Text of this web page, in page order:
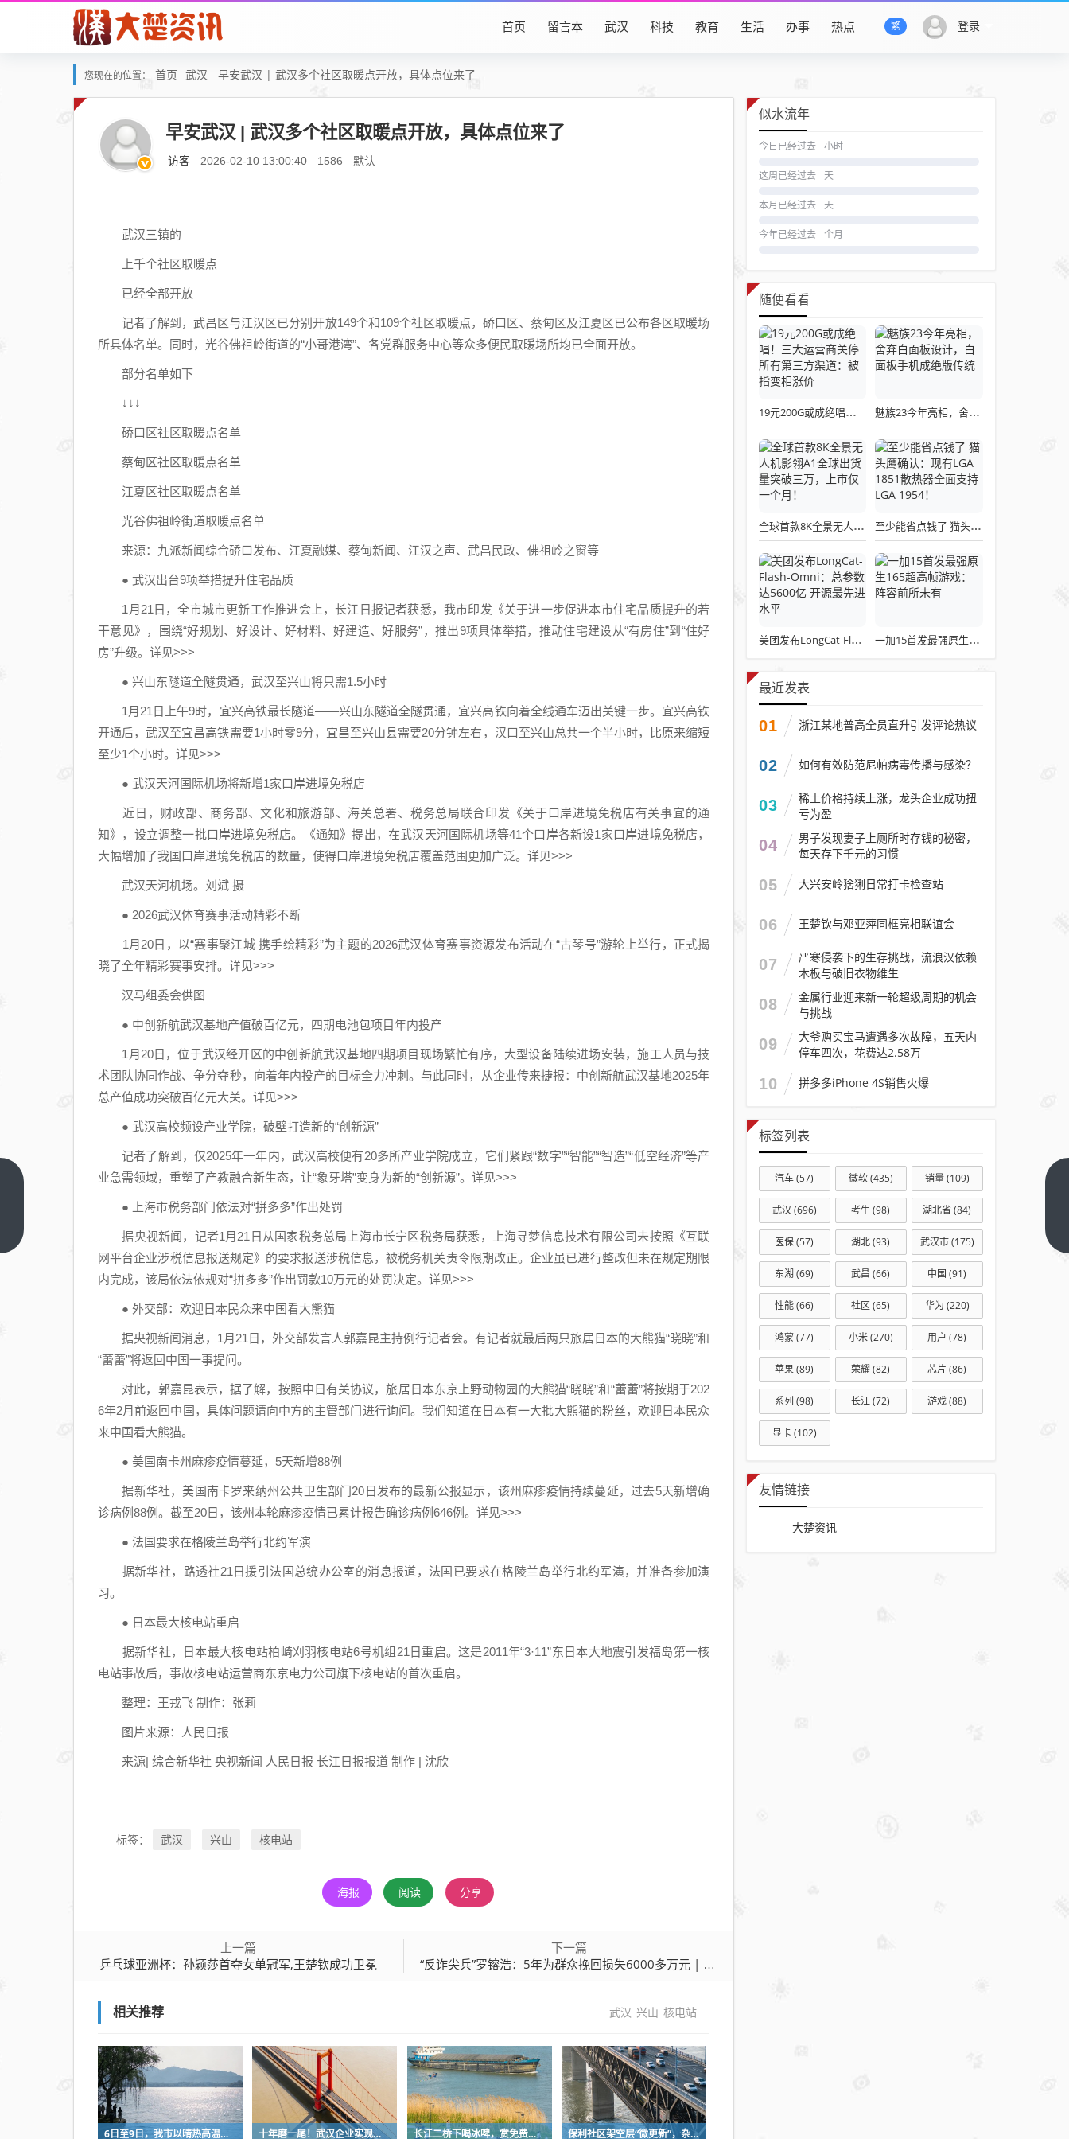
登录
繁
首页 留言本 武汉 科技 教育 生活 办事 热点
您现在的位置： 首页 武汉 早安武汉 | 武汉多个社区取暖点开放，具体点位来了
早安武汉 | 武汉多个社区取暖点开放，具体点位来了
访客 2026-02-10 13:00:40 1586 默认
武汉三镇的
上千个社区取暖点
已经全部开放
记者了解到，武昌区与江汉区已分别开放149个和109个社区取暖点，硚口区、蔡甸区及江夏区已公布各区取暖场
所具体名单。同时，光谷佛祖岭街道的“小哥港湾”、各党群服务中心等众多便民取暖场所均已全面开放。
部分名单如下
↓↓↓
硚口区社区取暖点名单
蔡甸区社区取暖点名单
江夏区社区取暖点名单
光谷佛祖岭街道取暖点名单
来源：九派新闻综合硚口发布、江夏融媒、蔡甸新闻、江汉之声、武昌民政、佛祖岭之窗等
● 武汉出台9项举措提升住宅品质
1月21日，全市城市更新工作推进会上，长江日报记者获悉，我市印发《关于进一步促进本市住宅品质提升的若
干意见》，围绕“好规划、好设计、好材料、好建造、好服务”，推出9项具体举措，推动住宅建设从“有房住”到“住好
房”升级。详见>>>
● 兴山东隧道全隧贯通，武汉至兴山将只需1.5小时
1月21日上午9时，宜兴高铁最长隧道——兴山东隧道全隧贯通，宜兴高铁向着全线通车迈出关键一步。宜兴高铁
开通后，武汉至宜昌高铁需要1小时零9分，宜昌至兴山县需要20分钟左右，汉口至兴山总共一个半小时，比原来缩短
至少1个小时。详见>>>
● 武汉天河国际机场将新增1家口岸进境免税店
近日，财政部、商务部、文化和旅游部、海关总署、税务总局联合印发《关于口岸进境免税店有关事宜的通
知》，设立调整一批口岸进境免税店。《通知》提出，在武汉天河国际机场等41个口岸各新设1家口岸进境免税店，
大幅增加了我国口岸进境免税店的数量，使得口岸进境免税店覆盖范围更加广泛。详见>>>
武汉天河机场。刘斌 摄
● 2026武汉体育赛事活动精彩不断
1月20日，以“赛事聚江城 携手绘精彩”为主题的2026武汉体育赛事资源发布活动在“古琴号”游轮上举行，正式揭
晓了全年精彩赛事安排。详见>>>
汉马组委会供图
● 中创新航武汉基地产值破百亿元，四期电池包项目年内投产
1月20日，位于武汉经开区的中创新航武汉基地四期项目现场繁忙有序，大型设备陆续进场安装，施工人员与技
术团队协同作战、争分夺秒，向着年内投产的目标全力冲刺。与此同时，从企业传来捷报：中创新航武汉基地2025年
总产值成功突破百亿元大关。详见>>>
● 武汉高校频设产业学院，破壁打造新的“创新源”
记者了解到，仅2025年一年内，武汉高校便有20多所产业学院成立，它们紧跟“数字”“智能”“智造”“低空经济”等产
业急需领域，重塑了产教融合新生态，让“象牙塔”变身为新的“创新源”。详见>>>
● 上海市税务部门依法对“拼多多”作出处罚
据央视新闻，记者1月21日从国家税务总局上海市长宁区税务局获悉，上海寻梦信息技术有限公司未按照《互联
网平台企业涉税信息报送规定》的要求报送涉税信息，被税务机关责令限期改正。企业虽已进行整改但未在规定期限
内完成，该局依法依规对“拼多多”作出罚款10万元的处罚决定。详见>>>
● 外交部：欢迎日本民众来中国看大熊猫
据央视新闻消息，1月21日，外交部发言人郭嘉昆主持例行记者会。有记者就最后两只旅居日本的大熊猫“晓晓”和
“蕾蕾”将返回中国一事提问。
对此，郭嘉昆表示，据了解，按照中日有关协议，旅居日本东京上野动物园的大熊猫“晓晓”和“蕾蕾”将按期于202
6年2月前返回中国，具体问题请向中方的主管部门进行询问。我们知道在日本有一大批大熊猫的粉丝，欢迎日本民众
来中国看大熊猫。
● 美国南卡州麻疹疫情蔓延，5天新增88例
据新华社，美国南卡罗来纳州公共卫生部门20日发布的最新公报显示，该州麻疹疫情持续蔓延，过去5天新增确
诊病例88例。截至20日，该州本轮麻疹疫情已累计报告确诊病例646例。详见>>>
● 法国要求在格陵兰岛举行北约军演
据新华社，路透社21日援引法国总统办公室的消息报道，法国已要求在格陵兰岛举行北约军演，并准备参加演
习。
● 日本最大核电站重启
据新华社，日本最大核电站柏崎刈羽核电站6号机组21日重启。这是2011年“3·11”东日本大地震引发福岛第一核
电站事故后，事故核电站运营商东京电力公司旗下核电站的首次重启。
整理：王戎飞 制作：张莉
图片来源：人民日报
来源| 综合新华社 央视新闻 人民日报 长江日报报道 制作 | 沈欣
标签： 武汉 兴山 核电站
海报 阅读 分享
上一篇
乒乓球亚洲杯：孙颖莎首夺女单冠军,王楚钦成功卫冕
下一篇
“反诈尖兵”罗镕浩：5年为群众挽回损失6000多万元 | 徳耀江城
相关推荐 武汉 兴山 核电站
6日至9日，我市以晴热高温天气为主 十年磨一尾！武汉企业实现圆口铜鱼规模化繁育 长江二桥下喝冰啤，赏免费音乐 保利社区架空层“微更新”，杂物堆放区变身健身活动室
似水流年
今日已经过去 小时
这周已经过去 天
本月已经过去 天
今年已经过去 个月
随便看看
19元200G或成绝唱！三大运营商关停所有第三方渠道：被指变相涨价 魅族23今年亮相，舍弃白面板设计，白面板手机成绝版传统
全球首款8K全景无人机影翎A1全球出货量突破三万，上市仅一个月！ 至少能省点钱了 猫头鹰确认：现有LGA 1851散热器全面支持LGA 1954！
美团发布LongCat-Flash-Omni：总参数达5600亿 开源最先进水平 一加15首发最强原生165超高帧游戏：阵容前所未有
最近发表
01 浙江某地普高全员直升引发评论热议
02 如何有效防范尼帕病毒传播与感染？
03
稀土价格持续上涨，龙头企业成功扭
亏为盈
04
男子发现妻子上厕所时存钱的秘密，
每天存下千元的习惯
05 大兴安岭猞猁日常打卡检查站
06 王楚钦与邓亚萍同框亮相联谊会
07
严寒侵袭下的生存挑战，流浪汉依赖
木板与破旧衣物维生
08
金属行业迎来新一轮超级周期的机会
与挑战
09
大爷购买宝马遭遇多次故障，五天内
停车四次，花费达2.58万
10 拼多多iPhone 4S销售火爆
标签列表
汽车(57) 微软(435) 销量(109)
武汉 (696) 考生 (98) 湖北省 (84)
医保(57) 湖北(93) 武汉市(175)
东湖 (69) 武昌 (66) 中国 (91)
性能(66) 社区 (65) 华为 (220)
鸿蒙(77) 小米(270) 用户 (78)
苹果(89) 荣耀(82) 芯片 (86)
系列 (98) 长江(72) 游戏(88)
显卡(102)
友情链接
大楚资讯